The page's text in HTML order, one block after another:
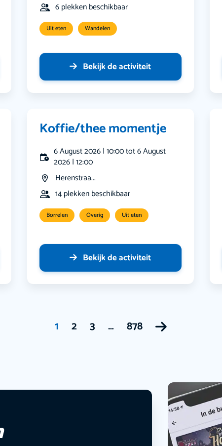
6 plekken beschikbaar
Uit eten Wandelen
Bekijk de activiteit
Koffie/thee momentje
6 August 2026 | 10:00 tot 6 August
2026 | 12:00
Herenstraa...
14 plekken beschikbaar
Borrelen Overig Uit eten
Bekijk de activiteit
1 2 3 … 878